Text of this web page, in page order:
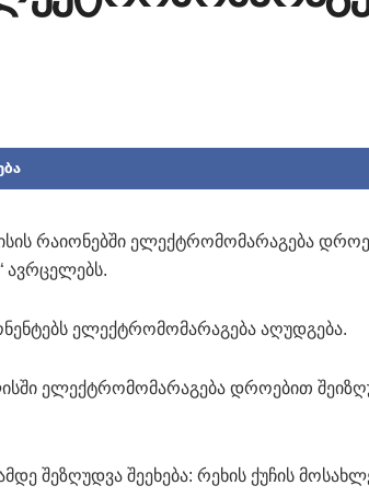
რაიონებში ელექტრომომარაგება
ავრცელებს.
ელექტრომომარაგება აღუდგება.
ელექტრომომარაგება დროებით
შეზღუდვა შეეხება: რეხის ქუჩის